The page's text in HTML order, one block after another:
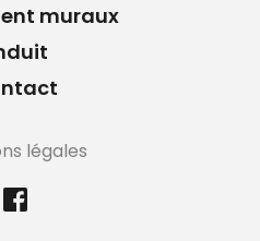
muraux
légales